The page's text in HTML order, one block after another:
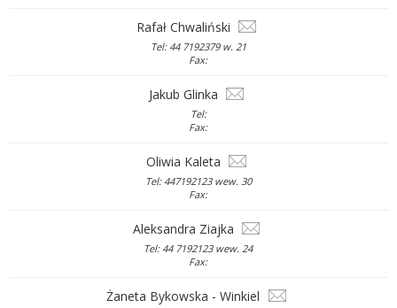
Rafał Chwaliński
Tel: 44 7192379 w. 21
Fax:
Jakub Glinka
Tel:
Fax:
Oliwia Kaleta
Tel: 447192123 wew. 30
Fax:
Aleksandra Ziajka
Tel: 44 7192123 wew. 24
Fax:
Żaneta Bykowska - Winkiel